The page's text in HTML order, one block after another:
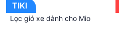
TIKI
Lọc gió xe dành cho Mio